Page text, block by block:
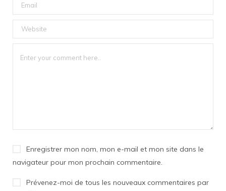
Enregistrer mon nom, mon e-mail et mon site dans le
navigateur pour mon prochain commentaire.
Prévenez-moi de tous les nouveaux commentaires par